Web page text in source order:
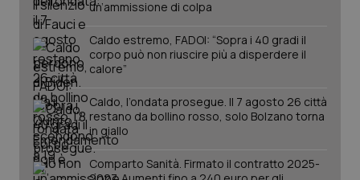
Quotidiano Oncologia
Quotidiano Pediatria
Rene & patologie urogenitali
Salute orale & impianti
Sangue & coagulazione
un’ammissione di colpa
Caldo estremo, FADOI: “Sopra i 40 gradi il
corpo può non riuscire più a disperdere il
calore”
Caldo, l’ondata prosegue. Il 7 agosto 26 città
restano da bollino rosso, solo Bolzano torna
in giallo
Comparto Sanità. Firmato il contratto 2025-
CookieScriptConsent
CookieScript